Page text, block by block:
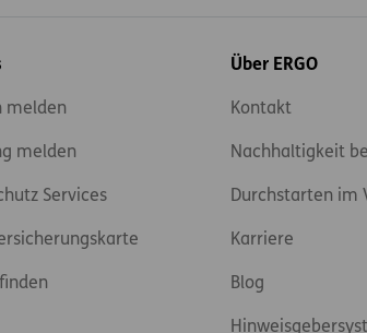
melden
melden
Services
Über ERGO
Kontakt
Nachhaltigkeit
Durchstarten im
Karriere
Blog